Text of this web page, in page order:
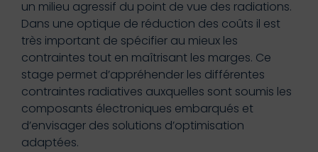
un milieu agressif du point de vue des radiations.
Dans une optique de réduction des coûts il est
très important de spécifier au mieux les
contraintes tout en maîtrisant les marges. Ce
stage permet d’appréhender les différentes
contraintes radiatives auxquelles sont soumis les
composants électroniques embarqués et
d’envisager des solutions d’optimisation
adaptées.